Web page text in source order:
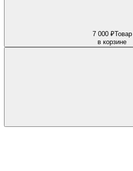
7 000 ₽Товар
в корзине